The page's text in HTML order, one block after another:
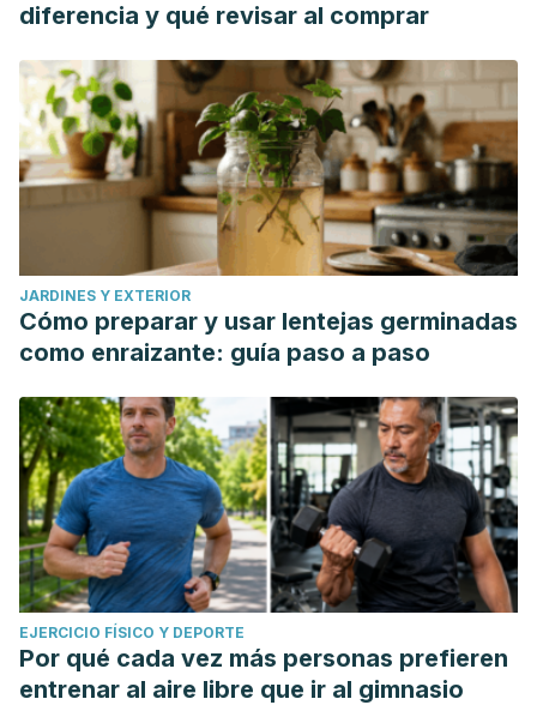
diferencia y qué revisar al comprar
JARDINES Y EXTERIOR
Cómo preparar y usar lentejas germinadas
como enraizante: guía paso a paso
EJERCICIO FÍSICO Y DEPORTE
Por qué cada vez más personas prefieren
entrenar al aire libre que ir al gimnasio